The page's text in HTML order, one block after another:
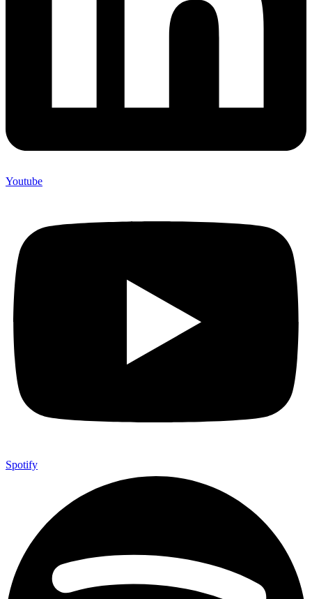
Youtube
Spotify